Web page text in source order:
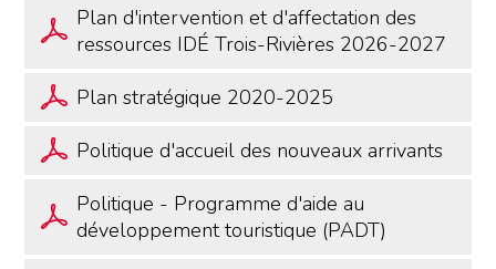
Plan d'intervention et d'affectation des
ressources IDÉ Trois-Rivières 2026-2027
Plan stratégique 2020-2025
Politique d'accueil des nouveaux arrivants
Politique - Programme d'aide au
développement touristique (PADT)